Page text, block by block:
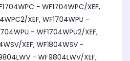
- WF1704WPC/XEF,
XEF, WF1704WPU -
- WF1704WPU2/XEF,
XEF, WF1804WSV -
- WF9804LWV/XEF,